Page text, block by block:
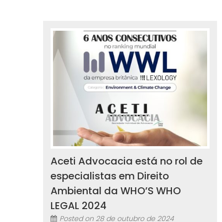
Aceti Advocacia está no rol de
especialistas em Direito
Ambiental da WHO’S WHO
LEGAL 2024
Posted on 28 de outubro de 2024